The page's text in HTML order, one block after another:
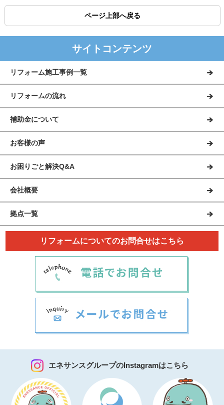
ページ上部へ戻る
サイトコンテンツ
リフォーム施工事例一覧
リフォームの流れ
補助金について
お客様の声
お困りごと解決Q&A
会社概要
拠点一覧
リフォームについてのお問合せはこちら
エネサンスグループのInstagramはこちら